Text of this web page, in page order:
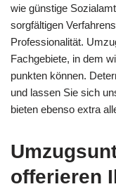
wie günstige
sorgfältigen
Professionalität.
Fachgebiete, in dem
punkten können.
und lassen Sie sich
bieten ebenso extra
offerieren